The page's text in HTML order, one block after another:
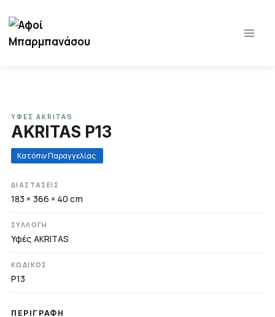
σε
περιεχόμενο
ΥΦΈΣ AKRITAS
AKRITAS P13
Κατόπιν Παραγγελίας
ΔΙΑΣΤΆΣΕΙΣ
183 × 366 × 40 cm
ΣΥΛΛΟΓΉ
Υφές AKRITAS
ΚΩΔΙΚΌΣ
P13
ΠΕΡΙΓΡΑΦΉ